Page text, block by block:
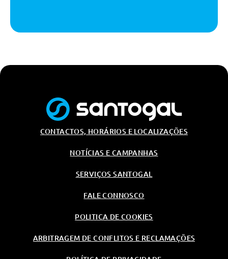
CONTACTOS, HORÁRIOS E LOCALIZAÇÕES
NOTÍCIAS E CAMPANHAS
SERVIÇOS SANTOGAL
FALE CONNOSCO
POLITICA DE COOKIES
ARBITRAGEM DE CONFLITOS E RECLAMAÇÕES